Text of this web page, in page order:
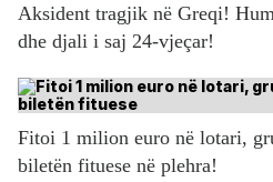
Aksident tragjik në Greqi!
dhe djali i saj 24-vjeçar!
Fitoi 1 milion euro në lotari,
biletën fituese në plehra!